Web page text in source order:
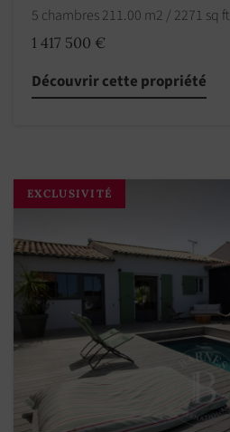
5 chambres 211.00 m2 / 2271 sq ft
1 417 500 €
Découvrir cette propriété
EXCLUSIVITÉ